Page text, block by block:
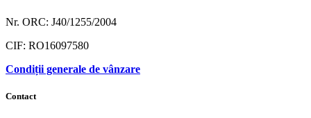
Nr. ORC: J40/1255/2004
CIF: RO16097580
Condiții generale de vânzare
Contact